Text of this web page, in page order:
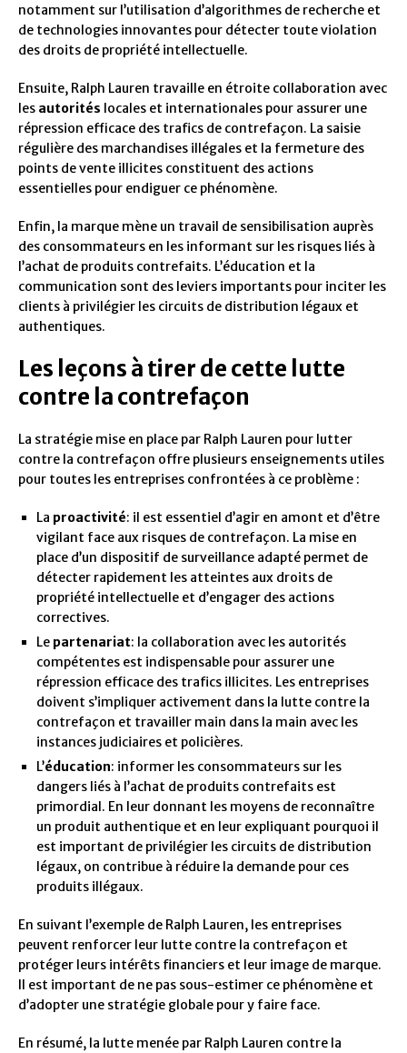
notamment sur l’utilisation d’algorithmes de recherche et
de technologies innovantes pour détecter toute violation
des droits de propriété intellectuelle.
Ensuite, Ralph Lauren travaille en étroite collaboration avec
les autorités locales et internationales pour assurer une
répression efficace des trafics de contrefaçon. La saisie
régulière des marchandises illégales et la fermeture des
points de vente illicites constituent des actions
essentielles pour endiguer ce phénomène.
Enfin, la marque mène un travail de sensibilisation auprès
des consommateurs en les informant sur les risques liés à
l’achat de produits contrefaits. L’éducation et la
communication sont des leviers importants pour inciter les
clients à privilégier les circuits de distribution légaux et
authentiques.
Les leçons à tirer de cette lutte
contre la contrefaçon
La stratégie mise en place par Ralph Lauren pour lutter
contre la contrefaçon offre plusieurs enseignements utiles
pour toutes les entreprises confrontées à ce problème :
La proactivité: il est essentiel d’agir en amont et d’être
vigilant face aux risques de contrefaçon. La mise en
place d’un dispositif de surveillance adapté permet de
détecter rapidement les atteintes aux droits de
propriété intellectuelle et d’engager des actions
correctives.
Le partenariat: la collaboration avec les autorités
compétentes est indispensable pour assurer une
répression efficace des trafics illicites. Les entreprises
doivent s’impliquer activement dans la lutte contre la
contrefaçon et travailler main dans la main avec les
instances judiciaires et policières.
L’éducation: informer les consommateurs sur les
dangers liés à l’achat de produits contrefaits est
primordial. En leur donnant les moyens de reconnaître
un produit authentique et en leur expliquant pourquoi il
est important de privilégier les circuits de distribution
légaux, on contribue à réduire la demande pour ces
produits illégaux.
En suivant l’exemple de Ralph Lauren, les entreprises
peuvent renforcer leur lutte contre la contrefaçon et
protéger leurs intérêts financiers et leur image de marque.
Il est important de ne pas sous-estimer ce phénomène et
d’adopter une stratégie globale pour y faire face.
En résumé, la lutte menée par Ralph Lauren contre la